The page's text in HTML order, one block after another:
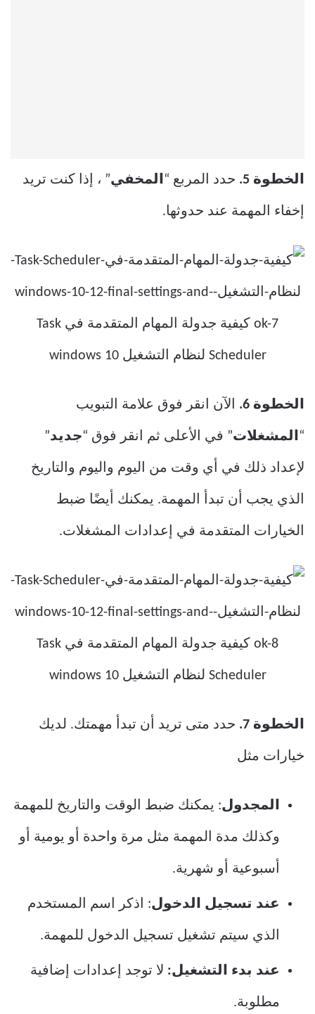
الخطوة 5. حدد المربع “المخفي” ، إذا كنت تريد
إخفاء المهمة عند حدوثها.
الخطوة 6. الآن انقر فوق علامة التبويب
“المشغلات” في الأعلى ثم انقر فوق “جديد”
لإعداد ذلك في أي وقت من اليوم واليوم والتاريخ
الذي يجب أن تبدأ المهمة. يمكنك أيضًا ضبط
الخيارات المتقدمة في إعدادات المشغلات.
الخطوة 7. حدد متى تريد أن تبدأ مهمتك. لديك
خيارات مثل
المجدول: يمكنك ضبط الوقت والتاريخ للمهمة
وكذلك مدة المهمة مثل مرة واحدة أو يومية أو
أسبوعية أو شهرية.
عند تسجيل الدخول: اذكر اسم المستخدم
الذي سيتم تشغيل تسجيل الدخول للمهمة.
عند بدء التشغيل: لا توجد إعدادات إضافية
مطلوبة.